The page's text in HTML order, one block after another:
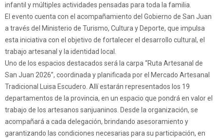
infantil y múltiples actividades pensadas para toda la familia.
El evento cuenta con el acompañamiento del Gobierno de San Juan
a través del Ministerio de Turismo, Cultura y Deporte, que impulsa
esta iniciativa con el objetivo de fortalecer el desarrollo cultural, el
trabajo artesanal y la identidad local.
Uno de los espacios destacados será la carpa “Ruta Artesanal de
San Juan 2026”, coordinada y planificada por el Mercado Artesanal
Tradicional Luisa Escudero. Allí estarán representados los 19
departamentos de la provincia, en un espacio que pondrá en valor el
trabajo de los artesanos sanjuaninos. Desde la organización, se
acompañará a cada delegación, brindando asesoramiento y
garantizando las condiciones necesarias para su participación, en